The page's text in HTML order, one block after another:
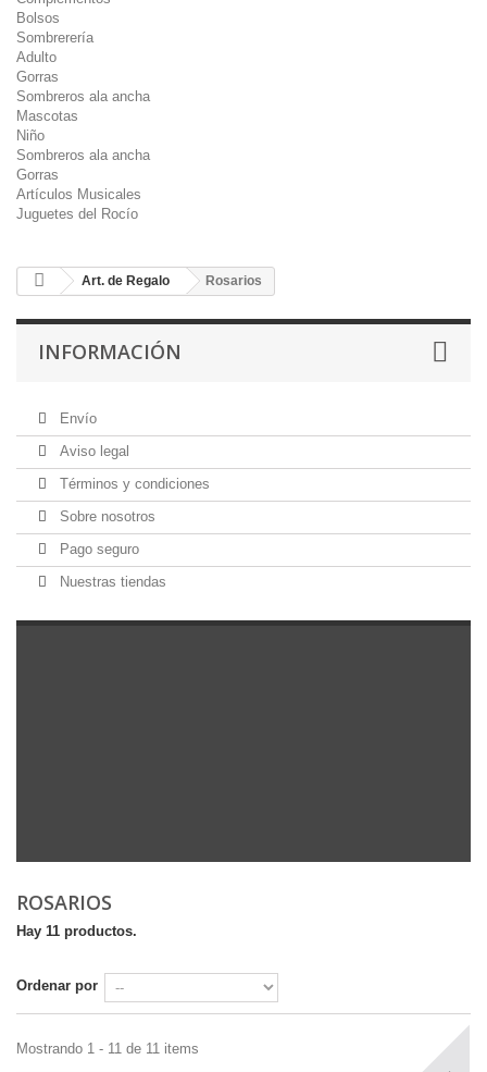
Bolsos
Sombrerería
Adulto
Gorras
Sombreros ala ancha
Mascotas
Niño
Sombreros ala ancha
Gorras
Artículos Musicales
Juguetes del Rocío
Art. de Regalo Rosarios
INFORMACIÓN
Envío
Aviso legal
Términos y condiciones
Sobre nosotros
Pago seguro
Nuestras tiendas
ROSARIOS
Hay 11 productos.
Ordenar por
Mostrando 1 - 11 de 11 items